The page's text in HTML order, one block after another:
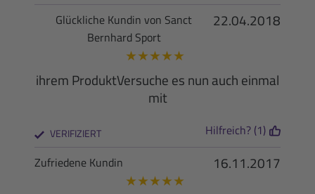
22.04.2018
Glückliche Kundin von Sanct
Bernhard Sport
★★★★★
ihrem ProduktVersuche es nun auch einmal
mit
VERIFIZIERT Hilfreich? (1)
16.11.2017
Zufriedene Kundin
★★★★★